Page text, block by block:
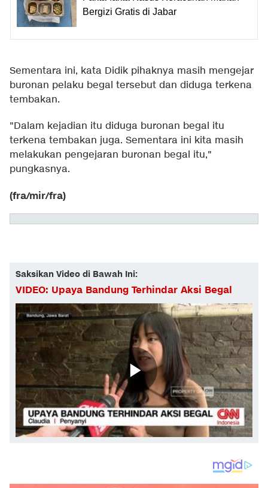
Bergizi Gratis di Jabar
Sementara ini, kata Didik pihaknya masih mengejar
buronan pelaku begal tersebut dan diduga terkena
tembakan.
"Dalam kejadian itu diduga buronan begal itu
terkena tembakan juga. Sementara ini kita masih
melakukan pengejaran buronan begal itu,"
pungkasnya.
(fra/mir/fra)
Saksikan Video di Bawah Ini:
VIDEO: Upaya Bandung Terhindar Aksi Begal